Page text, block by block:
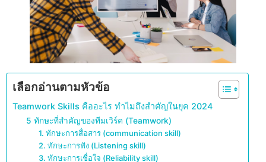
เลือกอ่านตามหัวข้อ
Teamwork Skills คืออะไร ทำไมถึงสำคัญในยุค 2024
5 ทักษะที่สำคัญของทีมเวิร์ค (Teamwork)
1. ทักษะการสื่อสาร (communication skill)
2. ทักษะการฟัง (Listening skill)
3. ทักษะการเชื่อใจ (Reliability skill)